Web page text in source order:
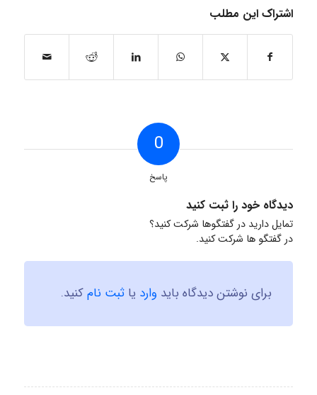
اشتراک این مطلب
0
پاسخ
دیدگاه خود را ثبت کنید
تمایل دارید در گفتگوها شرکت کنید؟
در گفتگو ها شرکت کنید.
برای نوشتن دیدگاه باید وارد یا ثبت نامکنید.